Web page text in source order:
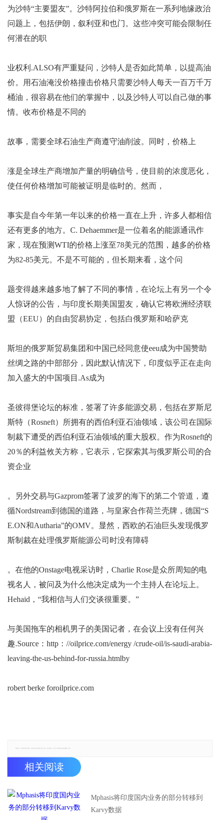
为沙特“主要盟友”。沙特阿拉伯和俄罗斯在一系列地缘政治
问题上，包括伊朗，叙利亚和也门。这些冲突可能会限制任
何潜在的职
业权利.ALSO有严重疑问，沙特人是否如此简单，以提高油
价。用石油淹没价格撞击价格只需要沙特人每天一百万千万
桶油，很容易在他们的掌握中，以及沙特人可以自己做的事
情。收布价格是不同的
故事，需要全球石油生产商遵守油削波。同时，价格上
涨是全球生产商增加产量的明确信号，使目前的浓度恶化，
使任何价格增加可能被证明是临时的。然而，
事实是自今年第一年以来的价格一直在上升，许多人都相信
还有更多的地方。C. Dehaemmer是一位着名的能源通讯作
家，现在预测WTI的价格上涨至78美元的范围，越多的价格
为82-85美元。不是不可能的，但长期来看，这个问
题变得越来越多地了解了不同的事情，在论坛上有另一个令
人惊讶的公告，与印度长期美国盟友，确认它将欧洲经济联
盟（EEU）的自由贸易协定，包括白俄罗斯和哈萨克
斯坦的俄罗斯贸易集团和中国已经同意使eeu成为中国赞助
丝绸之路的中部部分，因此默认情况下，印度似乎正在走向
加入盛大的中国项目.As成为
圣彼得堡论坛的标准，签署了许多能源交易，包括在罗斯尼
斯特（Rosneft）所拥有的西伯利亚石油领域，该公司在国际
制裁下遭受的西伯利亚石油领域的重大股权。作为Rosneft的
20％的利益攸关方称，它表示，它探索其与俄罗斯公司的合
资企业
。另外交易与Gazprom签署了波罗的海下的第二个管道，遵
循Nordstream到德国的道路，与皇家合作荷兰壳牌，德国“S
E.ON和Autharia”的OMV。显然，西欧的石油巨头发现俄罗
斯制裁在处理俄罗斯能源公司时没有障碍
。在他的Onstage电视采访时，Charlie Rose是众所周知的电
视名人，被问及为什么他决定成为一个主持人在论坛上。
Hehaid，“我相信与人们交谈很重要。”
与美国拖车的相机男子的美国记者，在会议上没有任何兴
趣.Source：http：//oilprice.com/energy /crude-oil/is-saudi-arabia-
leaving-the-us-behind-for-russia.htmlby
robert berke foroilprice.com
相关阅读
Mphasis将印度国内业务的部分转移到
Karvy数据